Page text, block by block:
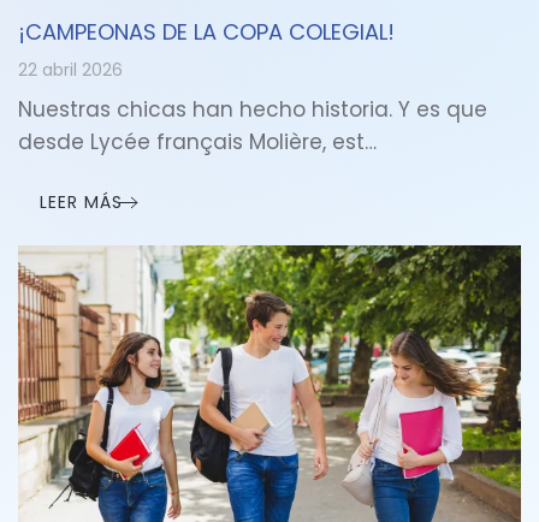
¡CAMPEONAS DE LA COPA COLEGIAL!
22 abril 2026
Nuestras chicas han hecho historia. Y es que
desde Lycée français Molière, est…
LEER MÁS